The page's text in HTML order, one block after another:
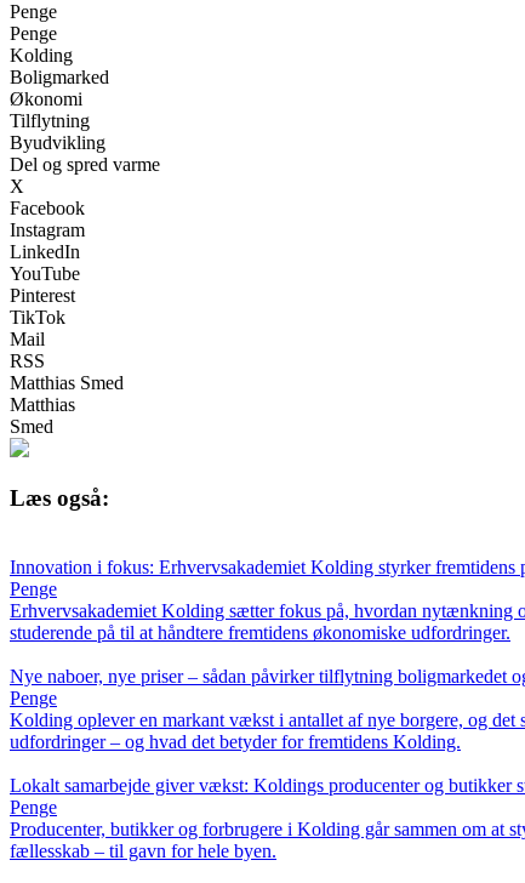
Penge
Penge
Kolding
Boligmarked
Økonomi
Tilflytning
Byudvikling
Del og spred varme
X
Facebook
Instagram
LinkedIn
YouTube
Pinterest
TikTok
Mail
RSS
Matthias Smed
Matthias
Smed
Læs også:
Innovation i fokus: Erhvervsakademiet Kolding styrker fremtidens
Penge
Erhvervsakademiet Kolding sætter fokus på, hvordan nytænkning
studerende på til at håndtere fremtidens økonomiske udfordringer.
Nye naboer, nye priser – sådan påvirker tilflytning boligmarkedet
Penge
Kolding oplever en markant vækst i antallet af nye borgere, og
udfordringer – og hvad det betyder for fremtidens Kolding.
Lokalt samarbejde giver vækst: Koldings producenter og butikker
Penge
Producenter, butikker og forbrugere i Kolding går sammen om at
fællesskab – til gavn for hele byen.